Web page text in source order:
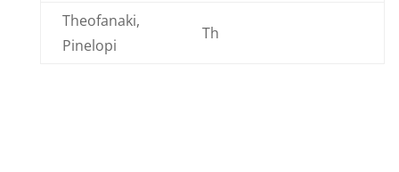
Theofanaki,
Pinelopi
Th